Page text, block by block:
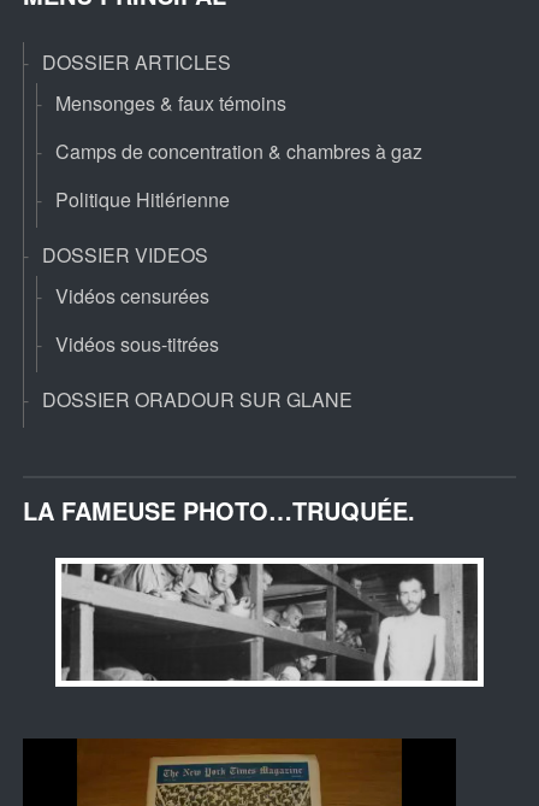
DOSSIER ARTICLES
Mensonges & faux témoins
Camps de concentration & chambres à gaz
Politique Hitlérienne
DOSSIER VIDEOS
Vidéos censurées
Vidéos sous-titrées
DOSSIER ORADOUR SUR GLANE
LA FAMEUSE PHOTO…TRUQUÉE.